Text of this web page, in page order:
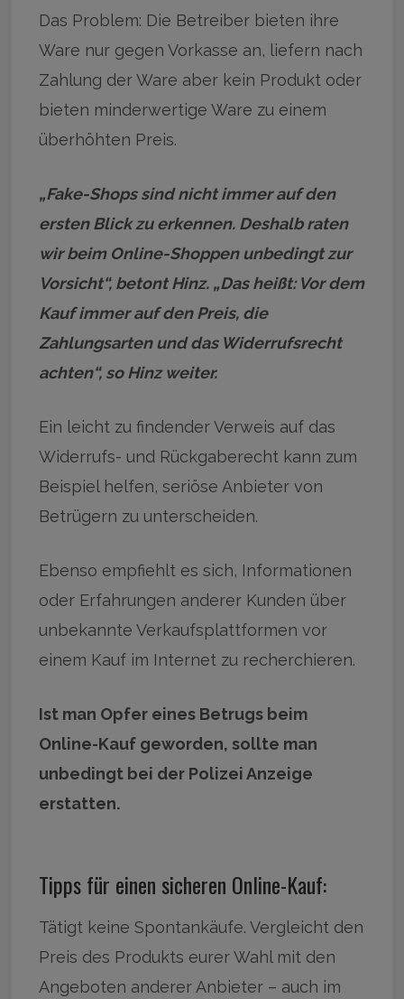
Das Problem: Die Betreiber bieten ihre
Ware nur gegen Vorkasse an, liefern nach
Zahlung der Ware aber kein Produkt oder
bieten minderwertige Ware zu einem
überhöhten Preis.
„Fake-Shops sind nicht immer auf den
ersten Blick zu erkennen. Deshalb raten
wir beim Online-Shoppen unbedingt zur
Vorsicht“, betont Hinz. „Das heißt: Vor dem
Kauf immer auf den Preis, die
Zahlungsarten und das Widerrufsrecht
achten“, so Hinz weiter.
Ein leicht zu findender Verweis auf das
Widerrufs- und Rückgaberecht kann zum
Beispiel helfen, seriöse Anbieter von
Betrügern zu unterscheiden.
Ebenso empfiehlt es sich, Informationen
oder Erfahrungen anderer Kunden über
unbekannte Verkaufsplattformen vor
einem Kauf im Internet zu recherchieren.
Ist man Opfer eines Betrugs beim
Online-Kauf geworden, sollte man
unbedingt bei der Polizei Anzeige
erstatten.
Tipps für einen sicheren Online-Kauf:
Tätigt keine Spontankäufe. Vergleicht den
Preis des Produkts eurer Wahl mit den
Angeboten anderer Anbieter – auch im